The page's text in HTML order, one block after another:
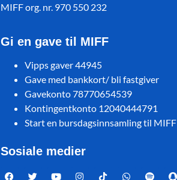
MIFF org. nr. 970 550 232
Gi en gave til MIFF
Vipps gaver 44945
Gave med bankkort/ bli fastgiver
Gavekonto 78770654539
Kontingentkonto 12040444791
Start en bursdagsinnsamling til MIFF
Sosiale medier